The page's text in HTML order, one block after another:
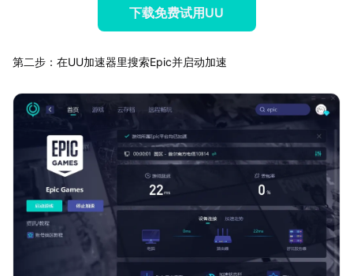
下载免费试用UU
第二步：在UU加速器里搜索Epic并启动加速